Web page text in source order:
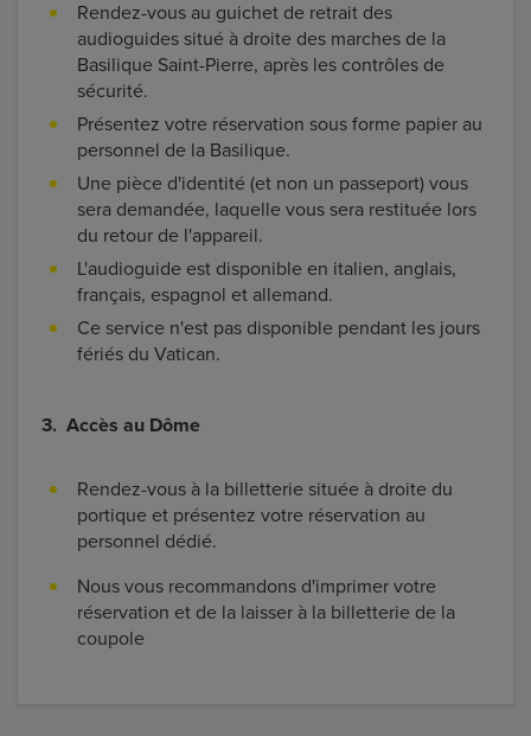
Rendez-vous au guichet de retrait des
audioguides situé à droite des marches de la
Basilique Saint-Pierre, après les contrôles de
sécurité.
Présentez votre réservation sous forme papier au
personnel de la Basilique.
Une pièce d'identité (et non un passeport) vous
sera demandée, laquelle vous sera restituée lors
du retour de l'appareil.
L'audioguide est disponible en italien, anglais,
français, espagnol et allemand.
Ce service n'est pas disponible pendant les jours
fériés du Vatican.
3. Accès au Dôme
Rendez-vous à la billetterie située à droite du
portique et présentez votre réservation au
personnel dédié.
Nous vous recommandons d'imprimer votre
réservation et de la laisser à la billetterie de la
coupole